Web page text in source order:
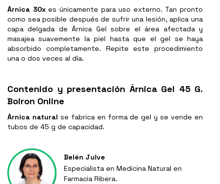
Árnica 30xes únicamente para uso externo. Tan pronto
como sea posible después de sufrir una lesión, aplica una
capa delgada de Árnica Gel sobre el área afectada y
masajea suavemente la piel hasta que el gel se haya
absorbido completamente. Repite este procedimiento
una o dos veces al día.
Contenido y presentación Árnica Gel 45 G.
Boiron Online
Árnica natural se fabrica en forma de gel y se vende en
tubos de 45 g de capacidad.
Belén Julve
Especialista en Medicina Natural en
Farmacia Ribera.